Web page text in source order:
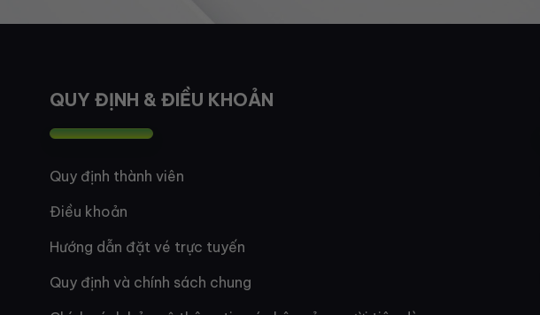
QUY ĐỊNH & ĐIỀU KHOẢN
Quy định thành viên
Điều khoản
Hướng dẫn đặt vé trực tuyến
Quy định và chính sách chung